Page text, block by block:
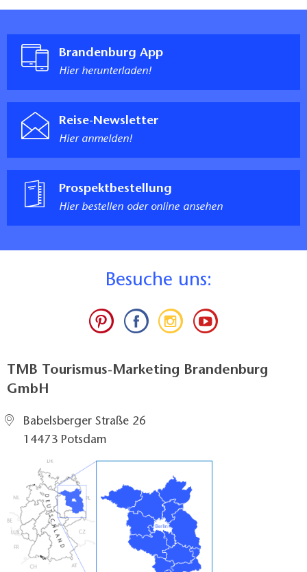
Brandenburg App
Hier herunterladen!
Reise-Newsletter
Hier anmelden!
Prospektbestellung
Hier bestellen oder online ansehen
Besuche uns:
TMB Tourismus-Marketing Brandenburg
GmbH
Babelsberger Straße 26
14473 Potsdam